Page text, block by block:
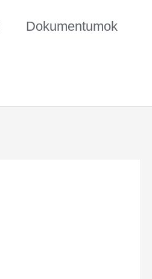
Dokumentumok